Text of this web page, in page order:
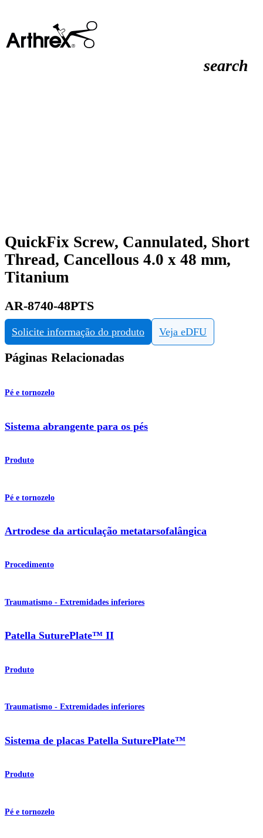
search
QuickFix Screw, Cannulated, Short
Thread, Cancellous 4.0 x 48 mm,
Titanium
AR-8740-48PTS
Solicite informação do produto Veja eDFU
Páginas Relacionadas
Pé e tornozelo
Sistema abrangente para os pés
Produto
Pé e tornozelo
Artrodese da articulação metatarsofalângica
Procedimento
Traumatismo - Extremidades inferiores
Patella SuturePlate™ II
Produto
Traumatismo - Extremidades inferiores
Sistema de placas Patella SuturePlate™
Produto
Pé e tornozelo